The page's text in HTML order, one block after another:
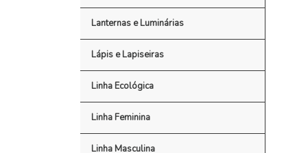
Lanternas e Luminárias
Lápis e Lapiseiras
Linha Ecológica
Linha Feminina
Linha Masculina